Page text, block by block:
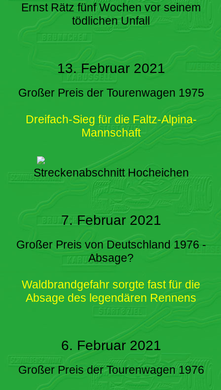
Ernst Rätz fünf Wochen vor seinem
tödlichen Unfall
13. Februar 2021
Großer Preis der Tourenwagen 1975
Dreifach-Sieg für die Faltz-Alpina-
Mannschaft
Streckenabschnitt Hocheichen
7. Februar 2021
Großer Preis von Deutschland 1976 -
Absage?
Waldbrandgefahr sorgte fast für die
Absage des legendären Rennens
6. Februar 2021
Großer Preis der Tourenwagen 1976